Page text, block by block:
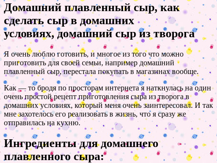
Домашний плавленный сыр, как
сделать сыр в домашних
условиях, домашний сыр из творога
Я очень люблю готовить, и многое из того что можно
приготовить для своей семьи, например домашний
плавленный сыр, перестала покупать в магазинах вообще.
Как — то бродя по просторам интернета я наткнулась на один
очень простой рецепт приготовления сыра из творога в
домашних условиях, который меня очень заинтересовал. И так
мне захотелось его реализовать в жизнь, что я сразу же
отправилась на кухню.
Ингредиенты для домашнего
плавленного сыра: